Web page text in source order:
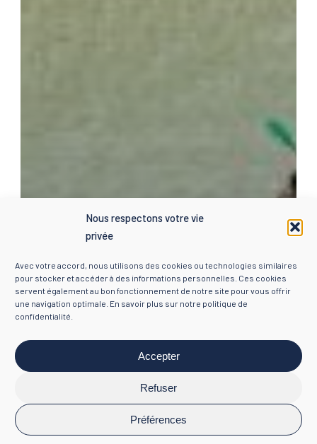
Nous respectons votre vie
privée
Avec votre accord, nous utilisons des cookies ou technologies similaires
pour stocker et accéder à des informations personnelles. Ces cookies
servent également au bon fonctionnement de notre site pour vous offrir
une navigation optimale. En savoir plus sur notre politique de
confidentialité
Accepter
Refuser
Préférences